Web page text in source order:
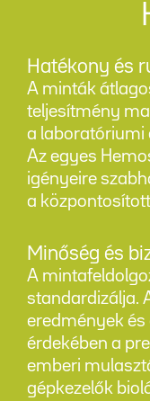
Hatékony és
A minták
teljesítmény
a laboratóriumi
Az egyes
igényeire
a
Minőség és
A
standardizálja.
eredmények és
érdekében a
emberi
gépkezelők